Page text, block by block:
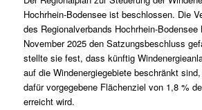
Hochrhein-Bodensee ist beschlossen. Die
des Regionalverbands Hochrhein-Bodensee
November 2025 den Satzungsbeschluss
stellte sie fest, dass künftig
auf die Windenergiegebiete beschränkt
dafür vorgegebene Flächenziel von 1,8 %
erreicht wird.